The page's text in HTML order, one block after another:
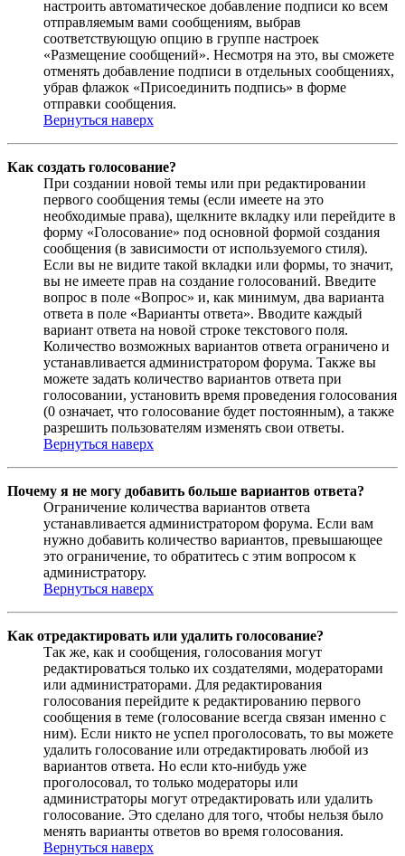
настроить автоматическое добавление подписи ко всем
отправляемым вами сообщениям, выбрав
соответствующую опцию в группе настроек
«Размещение сообщений». Несмотря на это, вы сможете
отменять добавление подписи в отдельных сообщениях,
убрав флажок «Присоединить подпись» в форме
отправки сообщения.
Вернуться наверх
Как создать голосование?
При создании новой темы или при редактировании
первого сообщения темы (если имеете на это
необходимые права), щелкните вкладку или перейдите в
форму «Голосование» под основной формой создания
сообщения (в зависимости от используемого стиля).
Если вы не видите такой вкладки или формы, то значит,
вы не имеете прав на создание голосований. Введите
вопрос в поле «Вопрос» и, как минимум, два варианта
ответа в поле «Варианты ответа». Вводите каждый
вариант ответа на новой строке текстового поля.
Количество возможных вариантов ответа ограничено и
устанавливается администратором форума. Также вы
можете задать количество вариантов ответа при
голосовании, установить время проведения голосования
(0 означает, что голосование будет постоянным), а также
разрешить пользователям изменять свои ответы.
Вернуться наверх
Почему я не могу добавить больше вариантов ответа?
Ограничение количества вариантов ответа
устанавливается администратором форума. Если вам
нужно добавить количество вариантов, превышающее
это ограничение, то обратитесь с этим вопросом к
администратору.
Вернуться наверх
Как отредактировать или удалить голосование?
Так же, как и сообщения, голосования могут
редактироваться только их создателями, модераторами
или администраторами. Для редактирования
голосования перейдите к редактированию первого
сообщения в теме (голосование всегда связан именно с
ним). Если никто не успел проголосовать, то вы можете
удалить голосование или отредактировать любой из
вариантов ответа. Но если кто-нибудь уже
проголосовал, то только модераторы или
администраторы могут отредактировать или удалить
голосование. Это сделано для того, чтобы нельзя было
менять варианты ответов во время голосования.
Вернуться наверх